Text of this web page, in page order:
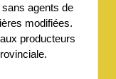
agents de
modifiées.
producteurs